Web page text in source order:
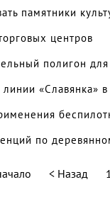
памятники
центров
полигон
«Славянка»
по
Назад